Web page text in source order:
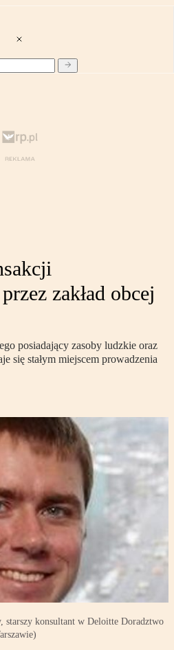
zakład obcej
posiadający zasoby ludzkie oraz
się stałym miejscem prowadzenia
starszy konsultant w Deloitte Doradztwo